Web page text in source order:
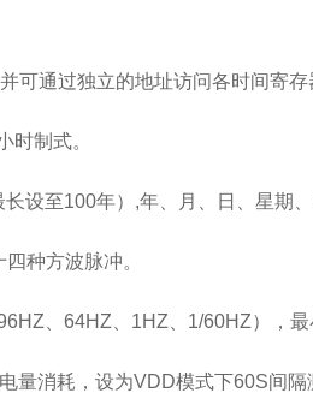
通过独立的地址访问各时间寄存
制式。
至100年）,年、月、日、星期
种方波脉冲。
、64HZ、1HZ、1/60HZ），
消耗，设为VDD模式下60S间隔